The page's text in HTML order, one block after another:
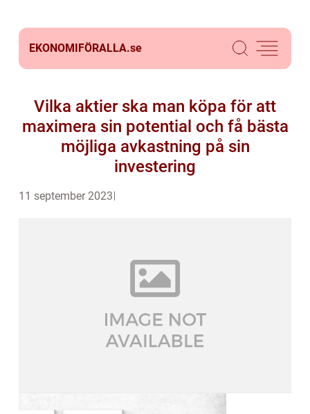
EKONOMIFÖRALLA.se
Vilka aktier ska man köpa för att
maximera sin potential och få bästa
möjliga avkastning på sin
investering
11 september 2023